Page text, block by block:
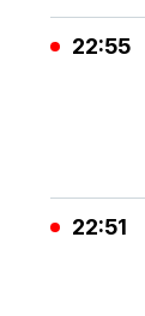
22:55
22:51